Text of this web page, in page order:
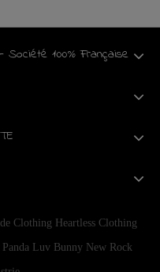
100% Française
Clothing Heartless Clothing
Luv Bunny New Rock